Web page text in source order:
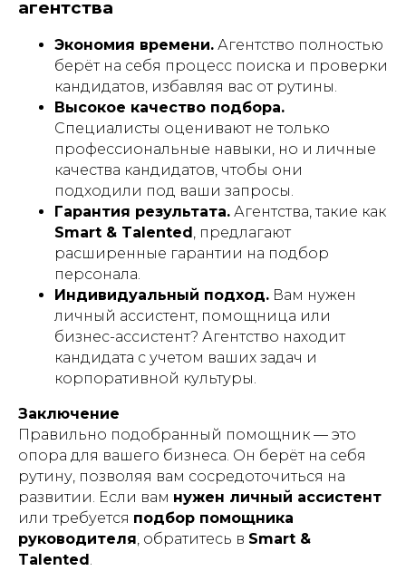
агентства
Экономия времени. Агентство полностью
берёт на себя процесс поиска и проверки
кандидатов, избавляя вас от рутины.
Высокое качество подбора.
Специалисты оценивают не только
профессиональные навыки, но и личные
качества кандидатов, чтобы они
подходили под ваши запросы.
Гарантия результата. Агентства, такие как
Smart & Talented, предлагают
расширенные гарантии на подбор
персонала.
Индивидуальный подход. Вам нужен
личный ассистент, помощница или
бизнес-ассистент? Агентство находит
кандидата с учетом ваших задач и
корпоративной культуры.
Заключение
Правильно подобранный помощник — это
опора для вашего бизнеса. Он берёт на себя
рутину, позволяя вам сосредоточиться на
развитии. Если вам нужен личный ассистент
или требуется подбор помощника
руководителя, обратитесь в Smart &
Talented.